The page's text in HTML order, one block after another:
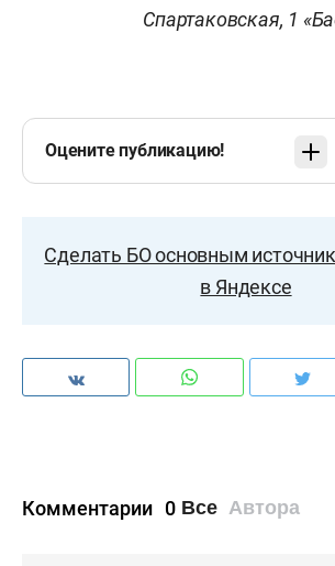
Спартаковская, 1
Оцените публикацию!
Сделать БО основным
в Яндексе
Комментарии 0 Все Автора